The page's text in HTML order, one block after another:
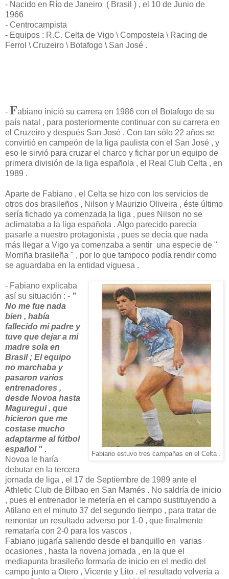
- Nacido en Río de Janeiro ( Brasil ) , el 10 de Junio de
1966
- Centrocampista
- Equipos : R.C. Celta de Vigo \ Compostela \ Racing de
Ferrol \ Cruzeiro \ Botafogo \ San José .
- Fabiano inició su carrera en 1986 con el Botafogo de su
país natal , para posteriormente continuar con su carrera en
el Cruzeiro y después San José . Con tan sólo 22 años se
convirtió en campeón de la liga paulista con el San José , y
eso le sirvió para cruzar el charco y fichar por un equipo de
primera división de la liga española , el Real Club Celta , en
1989 .
Aparte de Fabiano , el Celta se hizo con los servicios de
otros dos brasileños , Nilson y Maurizio Oliveira , éste último
sería fichado ya comenzada la liga , pues Nilson no se
aclimataba a la liga española . Algo parecido parecía
pasarle a nuestro protagonista , pues se decía que nada
más llegar a Vigo ya comenzaba a sentir una especie de "
Morriña brasileña " , por lo que tampoco podía rendir como
se aguardaba en la entidad viguesa .
Fabiano estuvo tres campañas en el Celta .
- Fabiano explicaba
así su situación : - "
No me fue nada
bien , había
fallecido mi padre y
tuve que dejar a mi
madre sola en
Brasil ; El equipo
no marchaba y
pasaron varios
entrenadores ,
desde Novoa hasta
Maguregui , que
hicieron que me
costase mucho
adaptarme al fútbol
español " .
Novoa le haría
debutar en la tercera
jornada de liga , el 17 de Septiembre de 1989 ante el
Athletic Club de Bilbao en San Mamés . No saldría de inicio
, pues el entrenador le metería en el campo sustituyendo a
Atilano en el minuto 37 del segundo tiempo , para tratar de
remontar un resultado adverso por 1-0 , que finalmente
remataría con 2-0 para los vascos .
Fabiano jugaría saliendo desde el banquillo en varias
ocasiones , hasta la novena jornada , en la que el
mediapunta brasileño formaría de inicio en el medio del
campo junto a Otero , Vicente y Lito . el resultado volvería a